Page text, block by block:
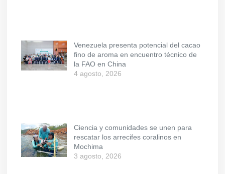
Venezuela presenta potencial del cacao
fino de aroma en encuentro técnico de
la FAO en China
4 agosto, 2026
Ciencia y comunidades se unen para
rescatar los arrecifes coralinos en
Mochima
3 agosto, 2026